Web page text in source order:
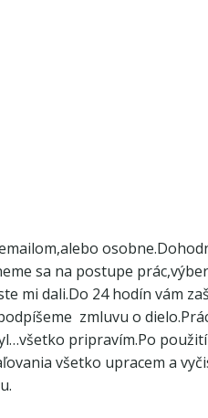
sa na postupe
dali.Do 24 hodín vám
zmluvu o
pripravím.Po
všetko upracem a